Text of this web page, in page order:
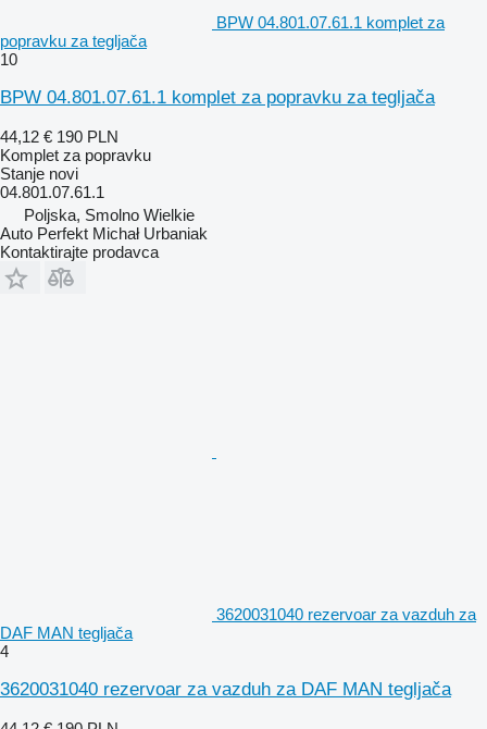
BPW 04.801.07.61.1 komplet za
popravku za tegljača
10
BPW 04.801.07.61.1 komplet za popravku za tegljača
44,12 € 190 PLN
Komplet za popravku
Stanje novi
04.801.07.61.1
Poljska, Smolno Wielkie
Auto Perfekt Michał Urbaniak
Kontaktirajte prodavca
3620031040 rezervoar za vazduh za
DAF MAN tegljača
4
3620031040 rezervoar za vazduh za DAF MAN tegljača